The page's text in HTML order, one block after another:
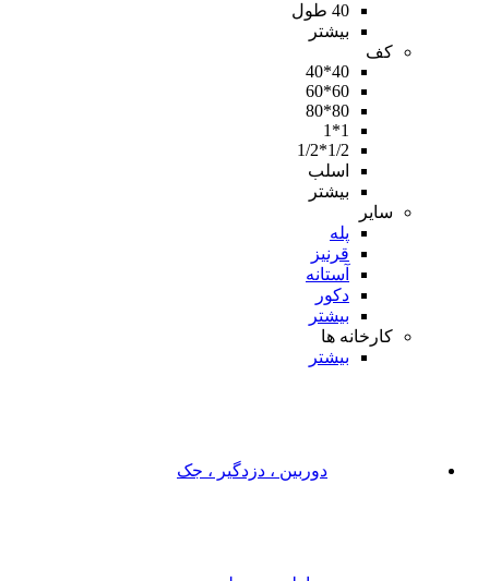
40 طول
بیشتر
کف
40*40
60*60
80*80
1*1
1/2*1/2
اسلب
بیشتر
سایر
پله
قرنیز
آستانه
دکور
بیشتر
کارخانه ها
بیشتر
دوربین ، دزدگیر ، جک